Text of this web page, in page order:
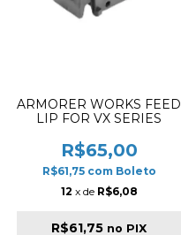
ARMORER WORKS FEED
LIP FOR VX SERIES
R$65,00
R$61,75 com Boleto
12 x de R$6,08
R$61,75 no PIX